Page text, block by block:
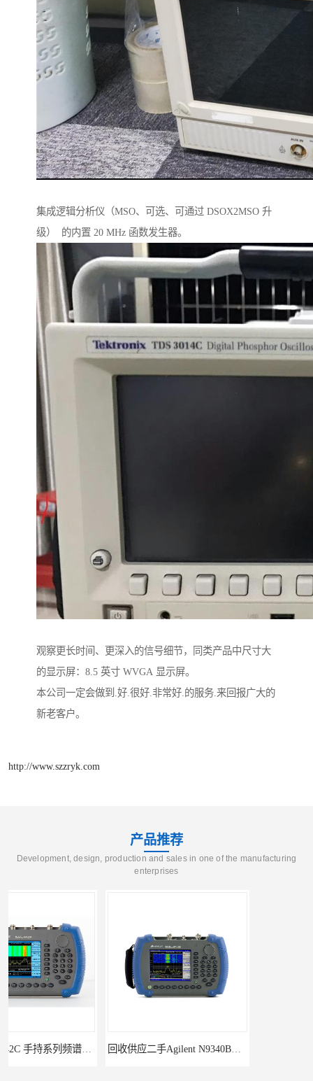
集成逻辑分析仪（MSO、可选、可通过 DSOX2MSO 升
级） 的内置 20 MHz 函数发生器。
观察更长时间、更深入的信号细节，同类产品中尺寸大
的显示屏：8.5 英寸 WVGA 显示屏。
本公司一定会做到.好.很好.非常好.的服务.来回报广大的
新老客户。
http://www.szzryk.com
产品推荐
Development, design, production and sales in one of the manufacturing
enterprises
回收供应二手Agilent N9340B手持式系列频谱分析仪